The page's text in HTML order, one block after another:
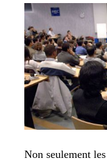
Non seulement